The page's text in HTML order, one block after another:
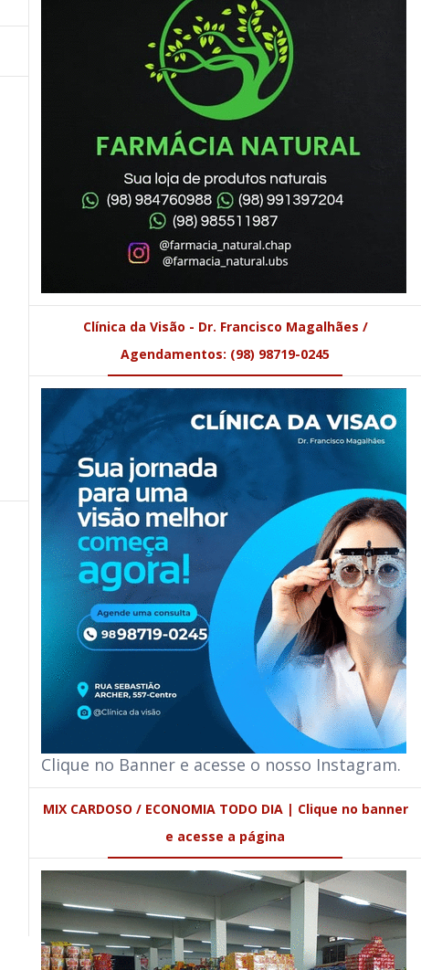
Clínica da Visão - Dr. Francisco Magalhães /
Agendamentos: (98) 98719-0245
Clique no Banner e acesse o nosso Instagram.
MIX CARDOSO / ECONOMIA TODO DIA | Clique no banner
e acesse a página